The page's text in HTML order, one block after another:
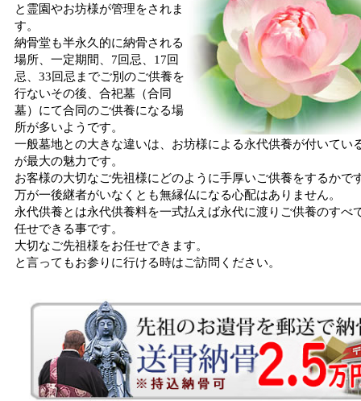
と霊園やお坊様が管理をされま
す。
納骨堂も半永久的に納骨される
場所、一定期間、7回忌、17回
忌、33回忌までご別のご供養を
行ないその後、合祀墓（合同
墓）にて合同のご供養になる場
所が多いようです。
一般墓地との大きな違いは、お坊様による永代供養が付いてい
が最大の魅力です。
お客様の大切なご先祖様にどのように手厚いご供養をするかで
万が一後継者がいなくとも無縁仏になる心配はありません。
永代供養とは永代供養料を一式払えば永代に渡りご供養のすべ
任せできる事です。
大切なご先祖様をお任せできます。
と言ってもお参りに行ける時はご訪問ください。